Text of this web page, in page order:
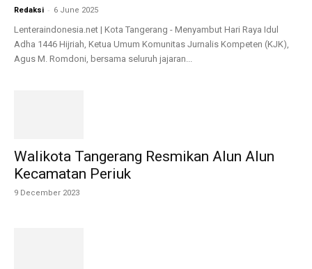
Redaksi - 6 June 2025
Lenteraindonesia.net | Kota Tangerang - Menyambut Hari Raya Idul
Adha 1446 Hijriah, Ketua Umum Komunitas Jurnalis Kompeten (KJK),
Agus M. Romdoni, bersama seluruh jajaran...
Walikota Tangerang Resmikan Alun Alun
Kecamatan Periuk
9 December 2023